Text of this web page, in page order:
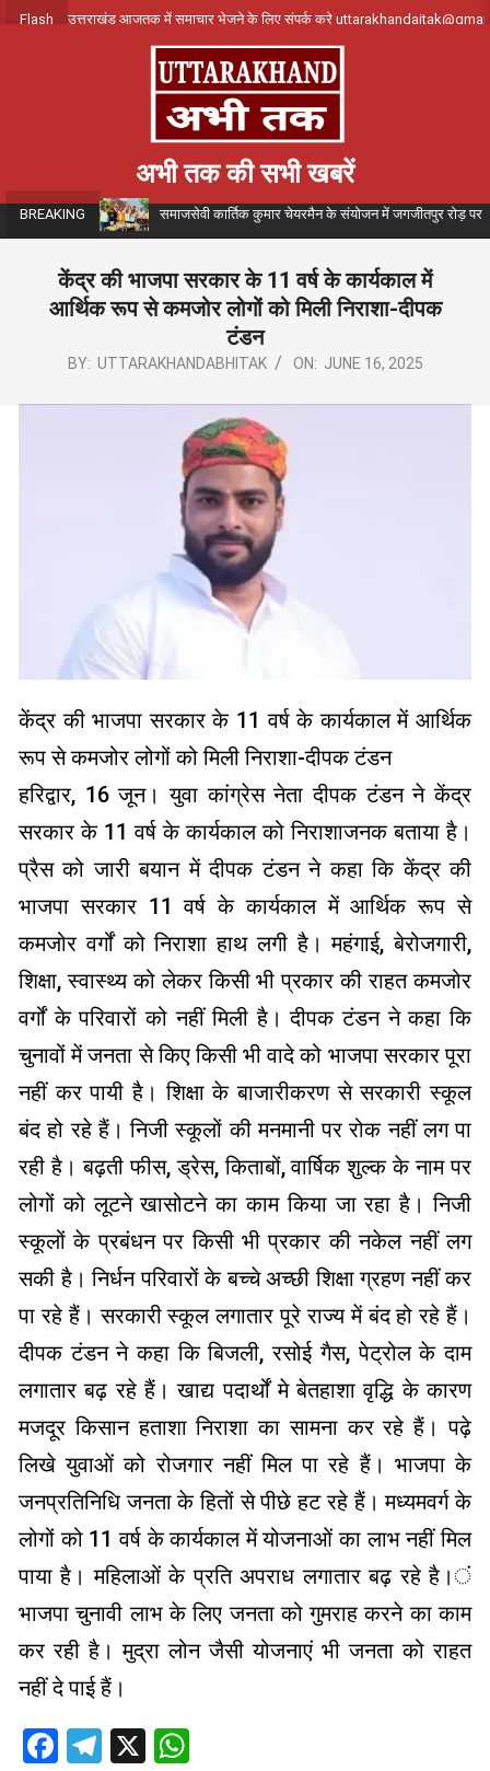
SkipFlash उत्तराखंड आजतक में समाचार भेजने के लिए संपर्क करे
अभी तक की सभी खबरें
BREAKING समाजसेवी कार्तिक कुमार चेयरमैन के संयोजन में जगजीतपुर रोड़
केंद्र की भाजपा सरकार के 11 वर्ष के कार्यकाल में
आर्थिक रूप से कमजोर लोगों को मिली निराशा-दीपक
टंडन
BY: UTTARAKHANDABHITAK ON: JUNE 16, 2025
केंद्र की भाजपा सरकार के 11 वर्ष के कार्यकाल में आर्थिक
रूप से कमजोर लोगों को मिली निराशा-दीपक टंडन
हरिद्वार, 16 जून। युवा कांग्रेस नेता दीपक टंडन ने केंद्र
सरकार के 11 वर्ष के कार्यकाल को निराशाजनक बताया है।
प्रैस को जारी बयान में दीपक टंडन ने कहा कि केंद्र की
भाजपा सरकार 11 वर्ष के कार्यकाल में आर्थिक रूप से
कमजोर वर्गों को निराशा हाथ लगी है। महंगाई, बेरोजगारी,
शिक्षा, स्वास्थ्य को लेकर किसी भी प्रकार की राहत कमजोर
वर्गों के परिवारों को नहीं मिली है। दीपक टंडन ने कहा कि
चुनावों में जनता से किए किसी भी वादे को भाजपा सरकार पूरा
नहीं कर पायी है। शिक्षा के बाजारीकरण से सरकारी स्कूल
बंद हो रहे हैं। निजी स्कूलों की मनमानी पर रोक नहीं लग पा
रही है। बढ़ती फीस, ड्रेस, किताबों, वार्षिक शुल्क के नाम पर
लोगों को लूटने खासोटने का काम किया जा रहा है। निजी
स्कूलों के प्रबंधन पर किसी भी प्रकार की नकेल नहीं लग
सकी है। निर्धन परिवारों के बच्चे अच्छी शिक्षा ग्रहण नहीं कर
पा रहे हैं। सरकारी स्कूल लगातार पूरे राज्य में बंद हो रहे हैं।
दीपक टंडन ने कहा कि बिजली, रसोई गैस, पेट्रोल के दाम
लगातार बढ़ रहे हैं। खाद्य पदार्थों मे बेतहाशा वृद्धि के कारण
मजदूर किसान हताशा निराशा का सामना कर रहे हैं। पढ़े
लिखे युवाओं को रोजगार नहीं मिल पा रहे हैं। भाजपा के
जनप्रतिनिधि जनता के हितों से पीछे हट रहे हैं। मध्यमवर्ग के
लोगों को 11 वर्ष के कार्यकाल में योजनाओं का लाभ नहीं मिल
पाया है। महिलाओं के प्रति अपराध लगातार बढ़ रहे है।ं
भाजपा चुनावी लाभ के लिए जनता को गुमराह करने का काम
कर रही है। मुद्रा लोन जैसी योजनाएं भी जनता को राहत
नहीं दे पाई हैं।
Facebook
Telegram
X